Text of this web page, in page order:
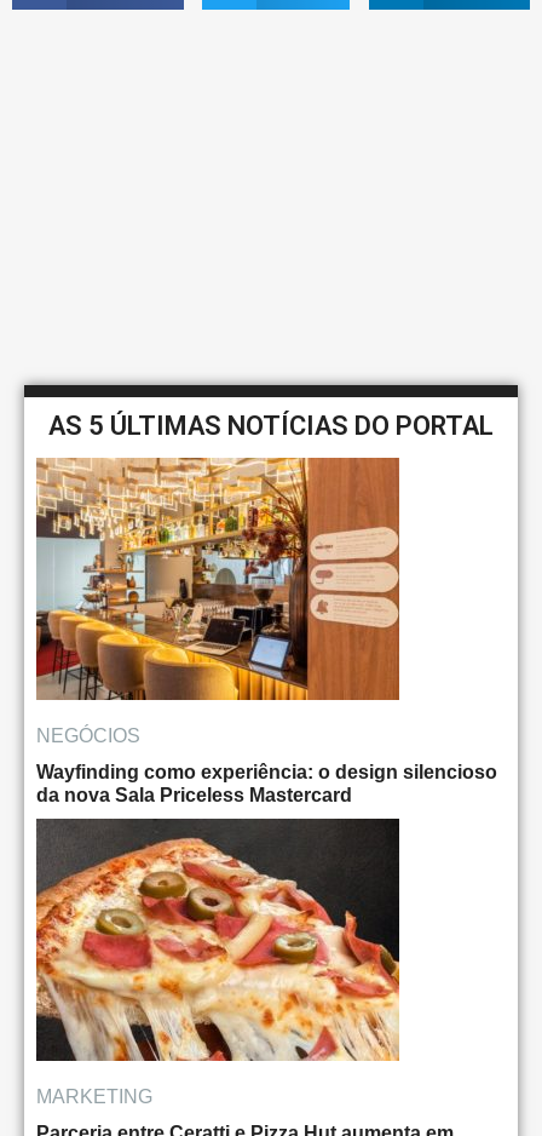
AS 5 ÚLTIMAS NOTÍCIAS DO PORTAL
NEGÓCIOS
Wayfinding como experiência: o design silencioso
da nova Sala Priceless Mastercard
MARKETING